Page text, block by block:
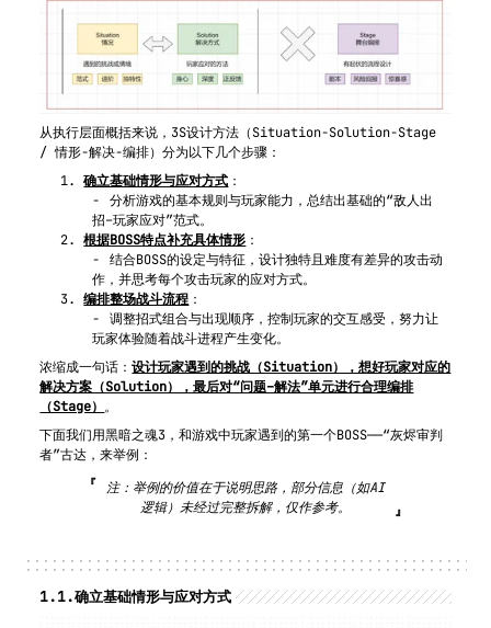
从执行层面概括来说，3S设计方法（Situation-Solution-Stage
/ 情形-解决-编排）分为以下几个步骤：
确立基础情形与应对方式 ：
分析游戏的基本规则与玩家能力，总结出基础的“敌人出
招–玩家应对”范式。
根据BOSS特点补充具体情形 ：
结合BOSS的设定与特征，设计独特且难度有差异的攻击动
作，并思考每个攻击玩家的应对方式。
编排整场战斗流程 ：
调整招式组合与出现顺序，控制玩家的交互感受，努力让
玩家体验随着战斗进程产生变化。
浓缩成一句话：设计玩家遇到的挑战（Situation），想好玩家对应的
解决方案（Solution），最后对“问题–解法”单元进行合理编排
（Stage） 。
下面我们用黑暗之魂3，和游戏中玩家遇到的第一个BOSS——“灰烬审判
者”古达，来举例：
注：举例的价值在于说明思路，部分信息（如AI
逻辑）未经过完整拆解，仅作参考。
1.1.确立基础情形与应对方式